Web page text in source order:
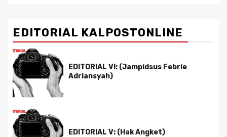
EDITORIAL KALPOSTONLINE
EDITORIAL VI: (Jampidsus Febrie
Adriansyah)
EDITORIAL V: (Hak Angket)